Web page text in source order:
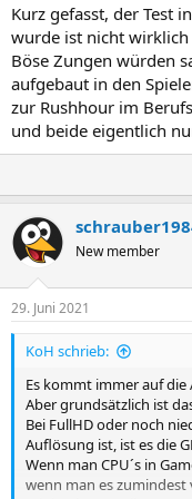
Kurz gefasst, der Test
wurde ist nicht wirklich
Böse Zungen würden
aufgebaut in den
zur Rushhour im
und beide eigentlich
New member
29. Juni 2021
KoH schrieb:
Es kommt immer auf
Aber grundsätzlich ist
Bei FullHD oder noch
Auflösung ist, ist es die
Wenn man CPU´s in
wenn man es